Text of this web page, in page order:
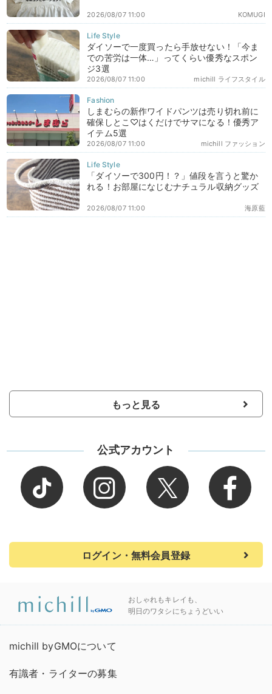
KOMUGI
2026/08/07 11:00
ダイソーで一度買ったら手放せない！「今ま
での苦労は一体…」ってくらい優秀なスポン
ジ3選
michill ライフスタイル
2026/08/07 11:00
しまむらの新作ワイドパンツは売り切れ前に
確保しとこ♡はくだけでサマになる！優秀ア
イテム5選
michill ファッション
2026/08/07 11:00
「ダイソーで300円！？」値段を言うと驚か
れる！お部屋になじむナチュラル収納グッズ
海原藍
2026/08/07 11:00
もっと見る
公式アカウント
ログイン・無料会員登録
おしゃれもキレイも、
明日のワタシにちょうどいい
michill byGMOについて
有識者・ライターの募集